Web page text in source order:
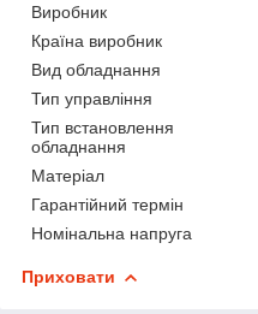
Виробник
Країна виробник
Вид обладнання
Тип управління
Тип встановлення
обладнання
Матеріал
Гарантійний термін
Номінальна напруга
Приховати